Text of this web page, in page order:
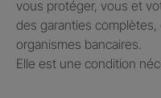
vous protéger, vous et
des garanties
organismes bancaires.
Elle est une condition